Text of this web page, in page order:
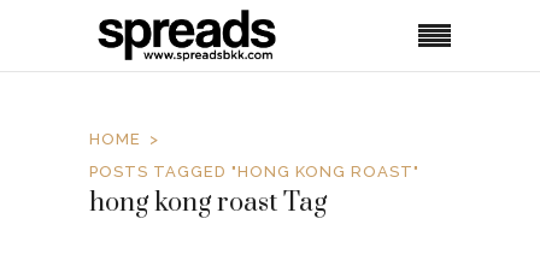
HOME
POSTS TAGGED "HONG KONG ROAST"
hong kong roast Tag